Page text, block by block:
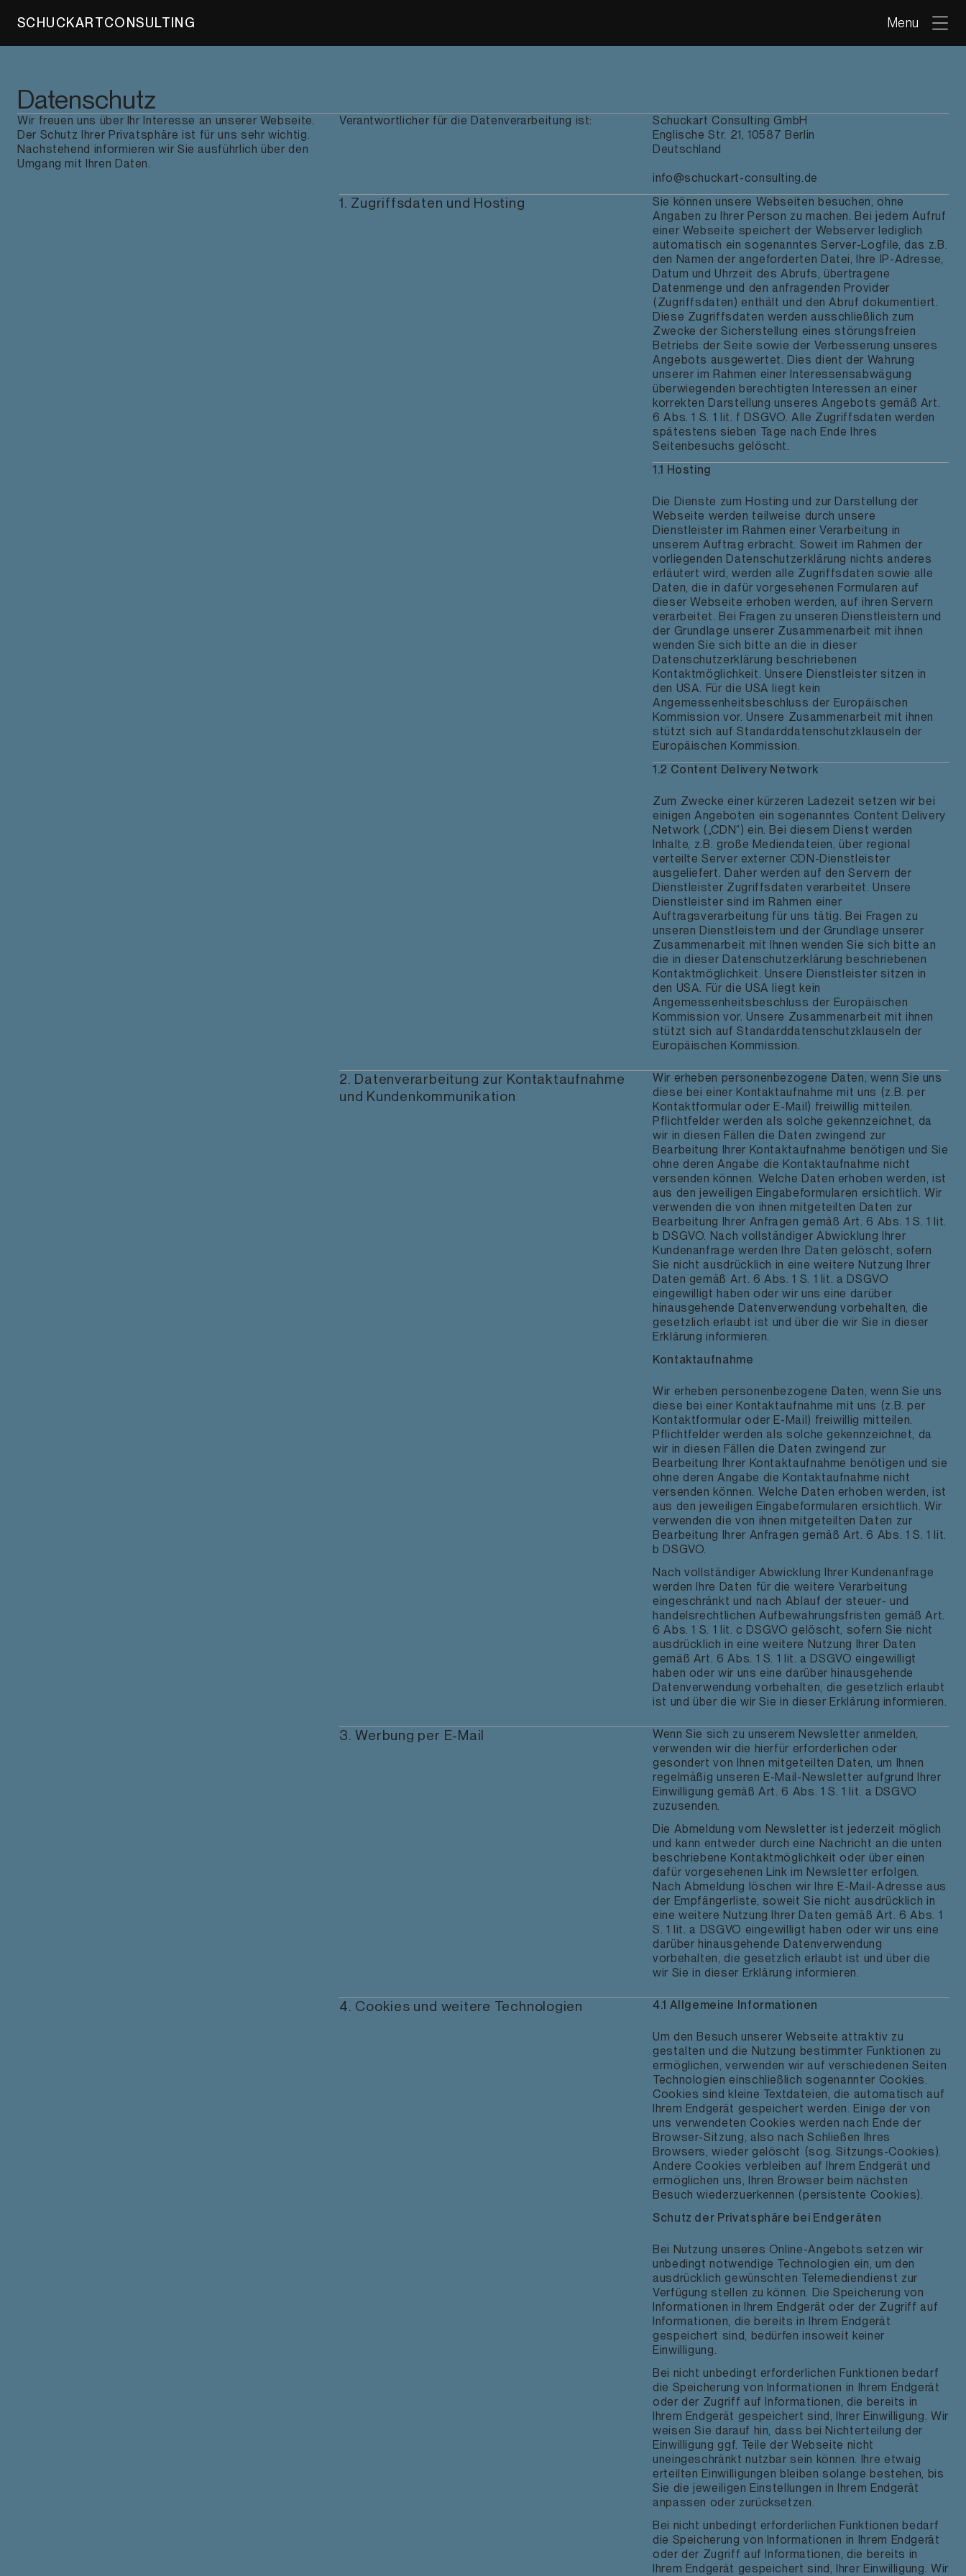
SCHUCKARTCONSULTING Menu
Datenschutz
Wir freuen uns über Ihr Interesse an unserer Webseite.
Der Schutz Ihrer Privatsphäre ist für uns sehr wichtig.
Nachstehend informieren wir Sie ausführlich über den
Umgang mit Ihren Daten.
Verantwortlicher für die Datenverarbeitung ist:
Schuckart Consulting GmbH
Englische Str. 21, 10587 Berlin
Deutschland
info@schuckart-consulting.de
1. Zugriffsdaten und Hosting
Sie können unsere Webseiten besuchen, ohne
Angaben zu Ihrer Person zu machen. Bei jedem Aufruf
einer Webseite speichert der Webserver lediglich
automatisch ein sogenanntes Server-Logfile, das z.B.
den Namen der angeforderten Datei, Ihre IP-Adresse,
Datum und Uhrzeit des Abrufs, übertragene
Datenmenge und den anfragenden Provider
(Zugriffsdaten) enthält und den Abruf dokumentiert.
Diese Zugriffsdaten werden ausschließlich zum
Zwecke der Sicherstellung eines störungsfreien
Betriebs der Seite sowie der Verbesserung unseres
Angebots ausgewertet. Dies dient der Wahrung
unserer im Rahmen einer Interessensabwägung
überwiegenden berechtigten Interessen an einer
korrekten Darstellung unseres Angebots gemäß Art.
6 Abs. 1 S. 1 lit. f DSGVO. Alle Zugriffsdaten werden
spätestens sieben Tage nach Ende Ihres
Seitenbesuchs gelöscht.
1.1 Hosting
Die Dienste zum Hosting und zur Darstellung der
Webseite werden teilweise durch unsere
Dienstleister im Rahmen einer Verarbeitung in
unserem Auftrag erbracht. Soweit im Rahmen der
vorliegenden Datenschutzerklärung nichts anderes
erläutert wird, werden alle Zugriffsdaten sowie alle
Daten, die in dafür vorgesehenen Formularen auf
dieser Webseite erhoben werden, auf ihren Servern
verarbeitet. Bei Fragen zu unseren Dienstleistern und
der Grundlage unserer Zusammenarbeit mit ihnen
wenden Sie sich bitte an die in dieser
Datenschutzerklärung beschriebenen
Kontaktmöglichkeit. Unsere Dienstleister sitzen in
den USA. Für die USA liegt kein
Angemessenheitsbeschluss der Europäischen
Kommission vor. Unsere Zusammenarbeit mit ihnen
stützt sich auf Standarddatenschutzklauseln der
Europäischen Kommission.
1.2 Content Delivery Network
Zum Zwecke einer kürzeren Ladezeit setzen wir bei
einigen Angeboten ein sogenanntes Content Delivery
Network („CDN“) ein. Bei diesem Dienst werden
Inhalte, z.B. große Mediendateien, über regional
verteilte Server externer CDN-Dienstleister
ausgeliefert. Daher werden auf den Servern der
Dienstleister Zugriffsdaten verarbeitet. Unsere
Dienstleister sind im Rahmen einer
Auftragsverarbeitung für uns tätig. Bei Fragen zu
unseren Dienstleistern und der Grundlage unserer
Zusammenarbeit mit Ihnen wenden Sie sich bitte an
die in dieser Datenschutzerklärung beschriebenen
Kontaktmöglichkeit. Unsere Dienstleister sitzen in
den USA. Für die USA liegt kein
Angemessenheitsbeschluss der Europäischen
Kommission vor. Unsere Zusammenarbeit mit ihnen
stützt sich auf Standarddatenschutzklauseln der
Europäischen Kommission.
2. Datenverarbeitung zur Kontaktaufnahme
und Kundenkommunikation
Wir erheben personenbezogene Daten, wenn Sie uns
diese bei einer Kontaktaufnahme mit uns (z.B. per
Kontaktformular oder E-Mail) freiwillig mitteilen.
Pflichtfelder werden als solche gekennzeichnet, da
wir in diesen Fällen die Daten zwingend zur
Bearbeitung Ihrer Kontaktaufnahme benötigen und Sie
ohne deren Angabe die Kontaktaufnahme nicht
versenden können. Welche Daten erhoben werden, ist
aus den jeweiligen Eingabeformularen ersichtlich. Wir
verwenden die von ihnen mitgeteilten Daten zur
Bearbeitung Ihrer Anfragen gemäß Art. 6 Abs. 1 S. 1 lit.
b DSGVO. Nach vollständiger Abwicklung Ihrer
Kundenanfrage werden Ihre Daten gelöscht, sofern
Sie nicht ausdrücklich in eine weitere Nutzung Ihrer
Daten gemäß Art. 6 Abs. 1 S. 1 lit. a DSGVO
eingewilligt haben oder wir uns eine darüber
hinausgehende Datenverwendung vorbehalten, die
gesetzlich erlaubt ist und über die wir Sie in dieser
Erklärung informieren.
Kontaktaufnahme
Wir erheben personenbezogene Daten, wenn Sie uns
diese bei einer Kontaktaufnahme mit uns (z.B. per
Kontaktformular oder E-Mail) freiwillig mitteilen.
Pflichtfelder werden als solche gekennzeichnet, da
wir in diesen Fällen die Daten zwingend zur
Bearbeitung Ihrer Kontaktaufnahme benötigen und sie
ohne deren Angabe die Kontaktaufnahme nicht
versenden können. Welche Daten erhoben werden, ist
aus den jeweiligen Eingabeformularen ersichtlich. Wir
verwenden die von ihnen mitgeteilten Daten zur
Bearbeitung Ihrer Anfragen gemäß Art. 6 Abs. 1 S. 1 lit.
b DSGVO.
Nach vollständiger Abwicklung Ihrer Kundenanfrage
werden Ihre Daten für die weitere Verarbeitung
eingeschränkt und nach Ablauf der steuer- und
handelsrechtlichen Aufbewahrungsfristen gemäß Art.
6 Abs. 1 S. 1 lit. c DSGVO gelöscht, sofern Sie nicht
ausdrücklich in eine weitere Nutzung Ihrer Daten
gemäß Art. 6 Abs. 1 S. 1 lit. a DSGVO eingewilligt
haben oder wir uns eine darüber hinausgehende
Datenverwendung vorbehalten, die gesetzlich erlaubt
ist und über die wir Sie in dieser Erklärung informieren.
3. Werbung per E-Mail
Wenn Sie sich zu unserem Newsletter anmelden,
verwenden wir die hierfür erforderlichen oder
gesondert von Ihnen mitgeteilten Daten, um Ihnen
regelmäßig unseren E-Mail-Newsletter aufgrund Ihrer
Einwilligung gemäß Art. 6 Abs. 1 S. 1 lit. a DSGVO
zuzusenden.
Die Abmeldung vom Newsletter ist jederzeit möglich
und kann entweder durch eine Nachricht an die unten
beschriebene Kontaktmöglichkeit oder über einen
dafür vorgesehenen Link im Newsletter erfolgen.
Nach Abmeldung löschen wir Ihre E-Mail-Adresse aus
der Empfängerliste, soweit Sie nicht ausdrücklich in
eine weitere Nutzung Ihrer Daten gemäß Art. 6 Abs. 1
S. 1 lit. a DSGVO eingewilligt haben oder wir uns eine
darüber hinausgehende Datenverwendung
vorbehalten, die gesetzlich erlaubt ist und über die
wir Sie in dieser Erklärung informieren.
4. Cookies und weitere Technologien 4.1 Allgemeine Informationen
Um den Besuch unserer Webseite attraktiv zu
gestalten und die Nutzung bestimmter Funktionen zu
ermöglichen, verwenden wir auf verschiedenen Seiten
Technologien einschließlich sogenannter Cookies.
Cookies sind kleine Textdateien, die automatisch auf
Ihrem Endgerät gespeichert werden. Einige der von
uns verwendeten Cookies werden nach Ende der
Browser-Sitzung, also nach Schließen Ihres
Browsers, wieder gelöscht (sog. Sitzungs-Cookies).
Andere Cookies verbleiben auf Ihrem Endgerät und
ermöglichen uns, Ihren Browser beim nächsten
Besuch wiederzuerkennen (persistente Cookies).
Schutz der Privatsphäre bei Endgeräten
Bei Nutzung unseres Online-Angebots setzen wir
unbedingt notwendige Technologien ein, um den
ausdrücklich gewünschten Telemediendienst zur
Verfügung stellen zu können. Die Speicherung von
Informationen in Ihrem Endgerät oder der Zugriff auf
Informationen, die bereits in Ihrem Endgerät
gespeichert sind, bedürfen insoweit keiner
Einwilligung.
Bei nicht unbedingt erforderlichen Funktionen bedarf
die Speicherung von Informationen in Ihrem Endgerät
oder der Zugriff auf Informationen, die bereits in
Ihrem Endgerät gespeichert sind, Ihrer Einwilligung. Wir
weisen Sie darauf hin, dass bei Nichterteilung der
Einwilligung ggf. Teile der Webseite nicht
uneingeschränkt nutzbar sein können. Ihre etwaig
erteilten Einwilligungen bleiben solange bestehen, bis
Sie die jeweiligen Einstellungen in Ihrem Endgerät
anpassen oder zurücksetzen.
Bei nicht unbedingt erforderlichen Funktionen bedarf
die Speicherung von Informationen in Ihrem Endgerät
oder der Zugriff auf Informationen, die bereits in
Ihrem Endgerät gespeichert sind, Ihrer Einwilligung. Wir